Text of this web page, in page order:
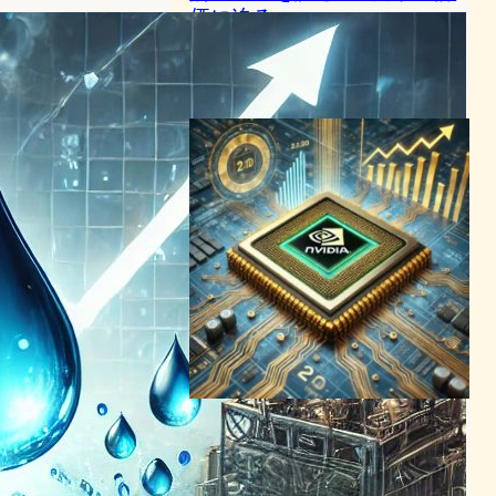
価に迫る
AI（人工知能）ニュース
2024年2月23日20:07
Nvidia、市場資本金2兆ドル
達成でAIチップ界の頂点に立
つ